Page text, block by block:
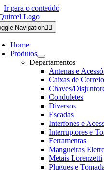
Ir para o conteúdo
Navigation
Home
Produtos
Departamentos
Antenas e
Caixas de
Chaves/
Conduletes
Diversos
Escadas
Interfones e
Interruptores e
Ferramentas
Mangueiras
Metais Lorenzetti
Plugues e